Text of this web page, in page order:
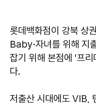
롯데백화점이 강북
Baby·자녀를 위해 지
잡기 위해 본점에 '프
다.
저출산 시대에도 VIB,